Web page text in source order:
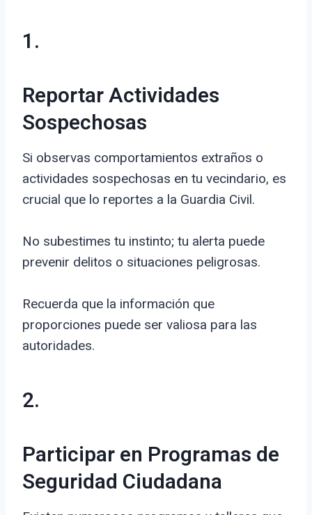
1.
Reportar Actividades
Sospechosas
Si observas comportamientos extraños o
actividades sospechosas en tu vecindario, es
crucial que lo reportes a la Guardia Civil.
No subestimes tu instinto; tu alerta puede
prevenir delitos o situaciones peligrosas.
Recuerda que la información que
proporciones puede ser valiosa para las
autoridades.
2.
Participar en Programas de
Seguridad Ciudadana